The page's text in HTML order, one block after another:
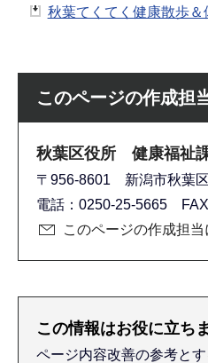
秋葉てくてく健康散歩＆
このページの作成担
秋葉区役所 健康福祉
〒956-8601 新潟市秋葉
電話：0250-25-5665
このページの作成担
この情報はお役に立ち
ページ内容改善の参考と